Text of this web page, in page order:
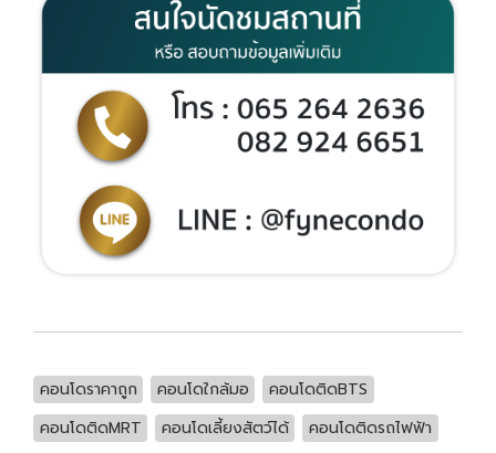
คอนโดราคาถูก คอนโดใกล้มอ
คอนโดติดBTS
คอนโดติดMRT
คอนโดเลี้ยงสัตว์ได้
คอนโดติดรถไฟฟ้า